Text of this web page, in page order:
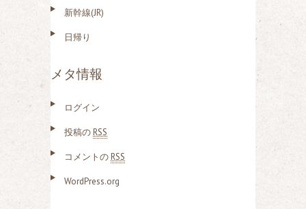
新幹線(JR)
日帰り
メタ情報
ログイン
投稿のRSS
コメントのRSS
WordPress.org